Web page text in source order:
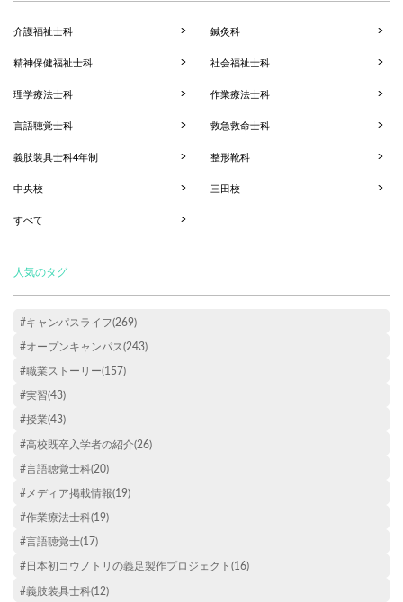
介護福祉士科 鍼灸科
精神保健福祉士科 社会福祉士科
理学療法士科 作業療法士科
言語聴覚士科 救急救命士科
義肢装具士科4年制 整形靴科
中央校 三田校
すべて
人気のタグ
#キャンパスライフ(269)
#オープンキャンパス(243)
#職業ストーリー(157)
#実習(43)
#授業(43)
#高校既卒入学者の紹介(26)
#言語聴覚士科(20)
#メディア掲載情報(19)
#作業療法士科(19)
#言語聴覚士(17)
#日本初コウノトリの義足製作プロジェクト(16)
#義肢装具士科(12)